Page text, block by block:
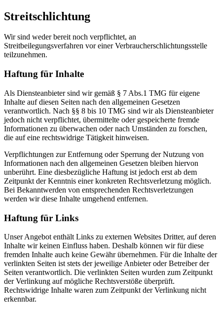
Streitschlichtung
Wir sind weder bereit noch verpflichtet, an
Streitbeilegungsverfahren vor einer Verbraucherschlichtungsstelle
teilzunehmen.
Haftung für Inhalte
Als Diensteanbieter sind wir gemäß § 7 Abs.1 TMG für eigene
Inhalte auf diesen Seiten nach den allgemeinen Gesetzen
verantwortlich. Nach §§ 8 bis 10 TMG sind wir als Diensteanbieter
jedoch nicht verpflichtet, übermittelte oder gespeicherte fremde
Informationen zu überwachen oder nach Umständen zu forschen,
die auf eine rechtswidrige Tätigkeit hinweisen.
Verpflichtungen zur Entfernung oder Sperrung der Nutzung von
Informationen nach den allgemeinen Gesetzen bleiben hiervon
unberührt. Eine diesbezügliche Haftung ist jedoch erst ab dem
Zeitpunkt der Kenntnis einer konkreten Rechtsverletzung möglich.
Bei Bekanntwerden von entsprechenden Rechtsverletzungen
werden wir diese Inhalte umgehend entfernen.
Haftung für Links
Unser Angebot enthält Links zu externen Websites Dritter, auf deren
Inhalte wir keinen Einfluss haben. Deshalb können wir für diese
fremden Inhalte auch keine Gewähr übernehmen. Für die Inhalte der
verlinkten Seiten ist stets der jeweilige Anbieter oder Betreiber der
Seiten verantwortlich. Die verlinkten Seiten wurden zum Zeitpunkt
der Verlinkung auf mögliche Rechtsverstöße überprüft.
Rechtswidrige Inhalte waren zum Zeitpunkt der Verlinkung nicht
erkennbar.